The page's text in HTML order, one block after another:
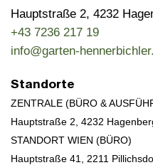
Hauptstraße 2, 4232
+43 7236 217 19
info@garten-
Standorte
ZENTRALE (BÜRO &
Hauptstraße 2, 4232
STANDORT WIEN (BÜRO)
Hauptstraße 41, 2211